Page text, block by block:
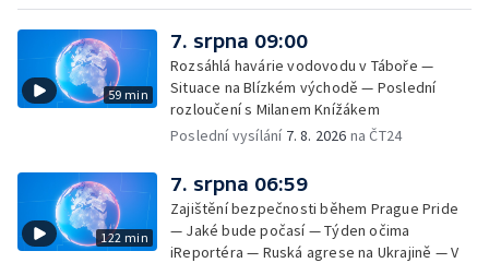
59 min
7. srpna 09:00
Rozsáhlá havárie vodovodu v Táboře —
Situace na Blízkém východě — Poslední
rozloučení s Milanem Knížákem
Poslední vysílání 7. 8. 2026 na ČT24
122 min
7. srpna 06:59
Zajištění bezpečnosti během Prague Pride
— Jaké bude počasí — Týden očima
iReportéra — Ruská agrese na Ukrajině — V